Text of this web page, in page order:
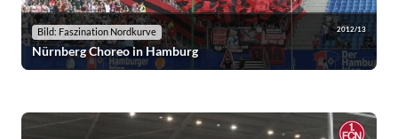
Bild: Faszination Nordkurve 2012/13
Nürnberg Choreo in Hamburg